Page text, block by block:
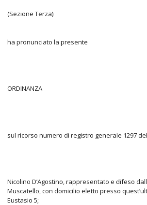
(Sezione Terza)
ha pronunciato la presente
ORDINANZA
sul ricorso numero di registro generale 1297
Nicolino D’Agostino, rappresentato e difeso
Muscatello, con domicilio eletto presso
Eustasio 5;